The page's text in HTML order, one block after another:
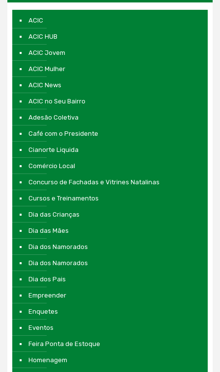
ACIC
ACIC HUB
ACIC Jovem
ACIC Mulher
ACIC News
ACIC no Seu Bairro
Adesão Coletiva
Café com o Presidente
Cianorte Liquida
Comércio Local
Concurso de Fachadas e Vitrines Natalinas
Cursos e Treinamentos
Dia das Crianças
Dia das Mães
Dia dos Namorados
Dia dos Namorados
Dia dos Pais
Empreender
Enquetes
Eventos
Feira Ponta de Estoque
Homenagem